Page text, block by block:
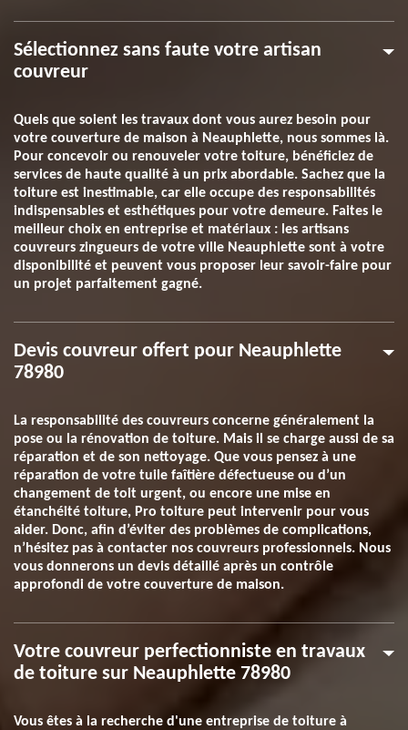
Sélectionnez sans faute votre artisan
couvreur
Quels que soient les travaux dont vous aurez besoin pour
votre couverture de maison à Neauphlette, nous sommes là.
Pour concevoir ou renouveler votre toiture, bénéficiez de
services de haute qualité à un prix abordable. Sachez que la
toiture est inestimable, car elle occupe des responsabilités
indispensables et esthétiques pour votre demeure. Faites le
meilleur choix en entreprise et matériaux : les artisans
couvreurs zingueurs de votre ville Neauphlette sont à votre
disponibilité et peuvent vous proposer leur savoir-faire pour
un projet parfaitement gagné.
Devis couvreur offert pour Neauphlette
78980
La responsabilité des couvreurs concerne généralement la
pose ou la rénovation de toiture. Mais il se charge aussi de sa
réparation et de son nettoyage. Que vous pensez à une
réparation de votre tuile faîtière défectueuse ou d’un
changement de toit urgent, ou encore une mise en
étanchéité toiture, Pro toiture peut intervenir pour vous
aider. Donc, afin d’éviter des problèmes de complications,
n’hésitez pas à contacter nos couvreurs professionnels. Nous
vous donnerons un devis détaillé après un contrôle
approfondi de votre couverture de maison.
Votre couvreur perfectionniste en travaux
de toiture sur Neauphlette 78980
Vous êtes à la recherche d'une entreprise de toiture à